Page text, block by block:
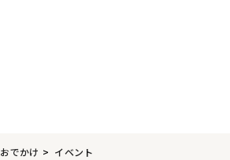
おでかけ
イベント